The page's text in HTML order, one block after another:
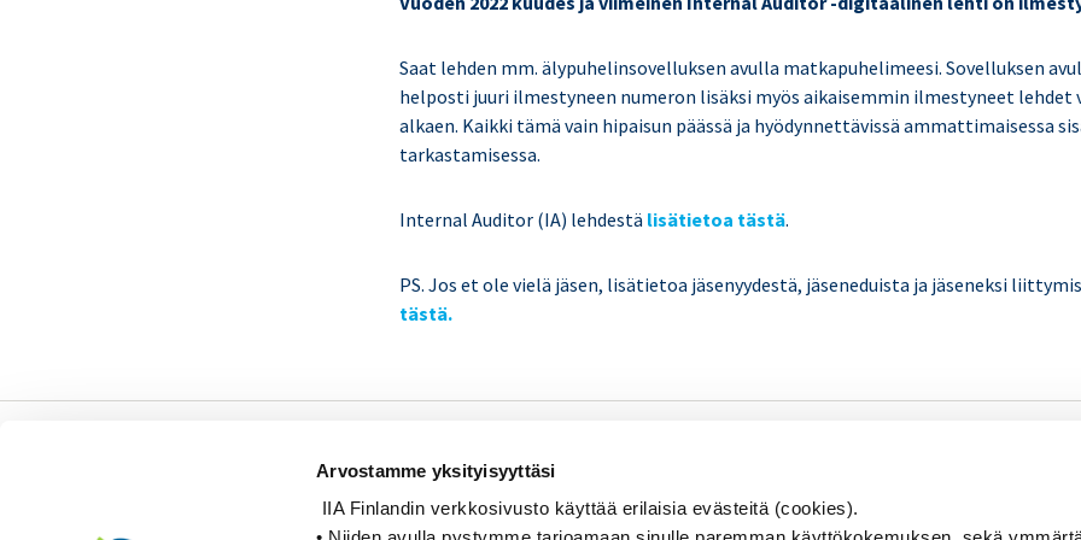
Arvostamme yksityisyyttäsi
IIA Finlandin verkkosivusto käyttää erilaisia evästeitä (cookies).
Saat lehden mm. älypuhelinsovelluksen avulla matkapuhelimeesi. Sovelluksen
helposti juuri ilmestyneen numeron lisäksi myös aikaisemmin ilmestyneet lehdet
alkaen. Kaikki tämä vain hipaisun päässä ja hyödynnettävissä ammattimaisessa
tarkastamisessa.
Internal Auditor (IA) lehdestä lisätietoa tästä.
PS. Jos et ole vielä jäsen, lisätietoa jäsenyydestä, jäseneduista ja jäseneksi
tästä.
Oy Inreviso Ab
Energiakuja 3